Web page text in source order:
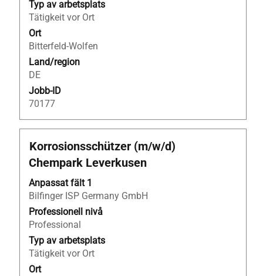
Typ av arbetsplats
Tätigkeit vor Ort
Ort
Bitterfeld-Wolfen
Land/region
DE
Jobb-ID
70177
Titel
Korrosionsschützer (m/w/d)
Chempark Leverkusen
Anpassat fält 1
Bilfinger ISP Germany GmbH
Professionell nivå
Professional
Typ av arbetsplats
Tätigkeit vor Ort
Ort
Klicka
på
blankstegstangenten
för
att
visa
allt
innehåll
i
jobbeskrivningen.